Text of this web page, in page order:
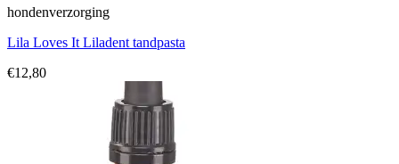
hondenverzorging
Lila Loves It Liladent tandpasta
€12,80